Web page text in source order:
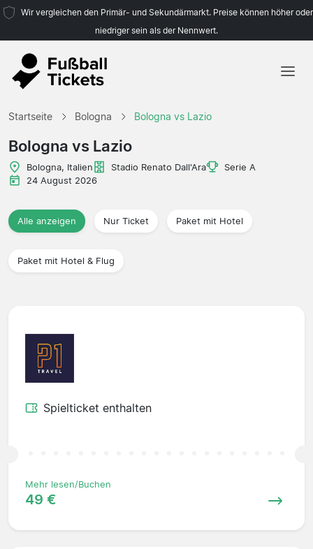
Wir vergleichen den Primär- und Sekundärmarkt. Preise können höher oder
niedriger sein als der Nennwert.
Startseite Bologna Bologna vs Lazio
Bologna vs Lazio
Bologna, Italien Stadio Renato Dall'Ara
Serie A
24 August 2026
Alle anzeigen Nur Ticket Paket mit Hotel
Paket mit Hotel & Flug
Spielticket enthalten
Mehr lesen/Buchen
49 €